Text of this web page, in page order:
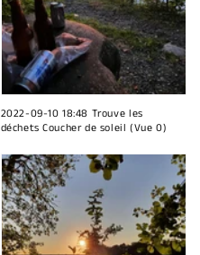
2022-09-10 18:48 Trouve les
déchets Coucher de soleil (Vue 0)